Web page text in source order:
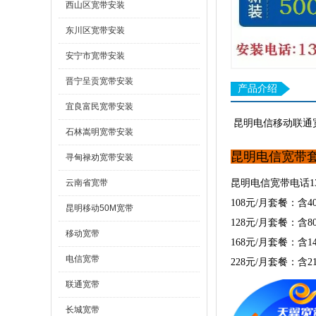
西山区宽带安装
东川区宽带安装
安宁市宽带安装
晋宁呈贡宽带安装
宜良富民宽带安装
石林嵩明宽带安装
寻甸禄劝宽带安装
云南省宽带
昆明移动50M宽带
移动宽带
电信宽带
联通宽带
长城宽带
产品介绍
昆明电信移动联
昆明电信宽带
昆明电信宽带电话
108元/月套餐：含
128元/月套餐：含
168元/月套餐：含
228元/月套餐：含